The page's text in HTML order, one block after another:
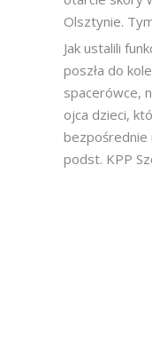
Olsztynie.
Jak ustalili
poszła do
spacerówce,
ojca dzieci,
bezpośrednie
podst. KPP